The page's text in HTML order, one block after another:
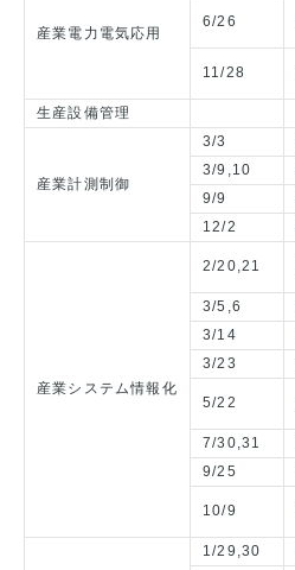
産業電力電気応用
6/26
11/28
生産設備管理
産業計測制御
3/3
3/9,10
9/9
12/2
産業システム情報化
2/20,21
3/5,6
3/14
3/23
5/22
7/30,31
9/25
10/9
1/29,30